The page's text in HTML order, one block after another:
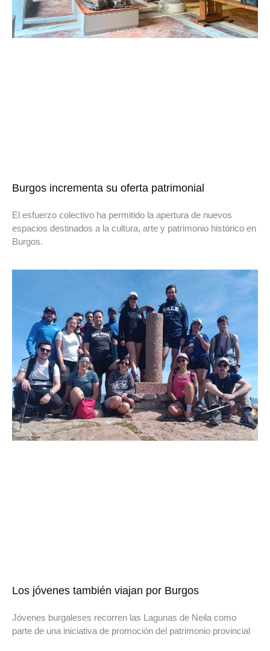
Burgos incrementa su oferta patrimonial
El esfuerzo colectivo ha permitido la apertura de nuevos
espacios destinados a la cultura, arte y patrimonio histórico en
Burgos.
Los jóvenes también viajan por Burgos
Jóvenes burgaleses recorren las Lagunas de Neila como
parte de una iniciativa de promoción del patrimonio provincial